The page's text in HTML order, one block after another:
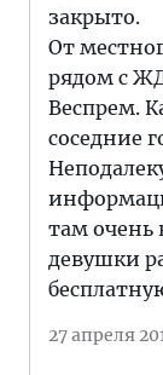
закрыто.
От
рядом с
Веспрем.
соседние
там очень
девушки
27 апреля